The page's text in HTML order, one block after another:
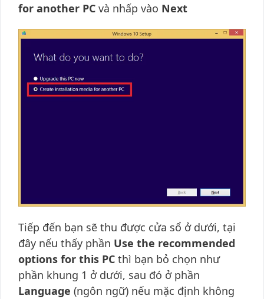
for another PC và nhấp vào Next
Tiếp đến bạn sẽ thu được cửa sổ ở dưới, tại
đây nếu thấy phần Use the recommended
options for this PC thì bạn bỏ chọn như
phần khung 1 ở dưới, sau đó ở phần
Language (ngôn ngữ) nếu mặc định không